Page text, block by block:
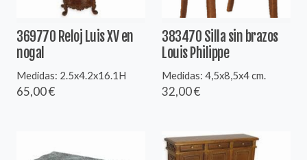
369770 Reloj Luis XV en
nogal
Medidas: 2.5x4.2x16.1H
65,00 €
383470 Silla sin brazos
Louis Philippe
Medidas: 4,5x8,5x4 cm.
32,00 €